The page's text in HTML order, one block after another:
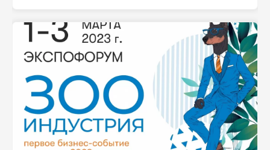
все сотрудники издания имеют специальное
образование и большинство — кандидатские степени.
Читайте статью о препарате “Имунофан” уже 15